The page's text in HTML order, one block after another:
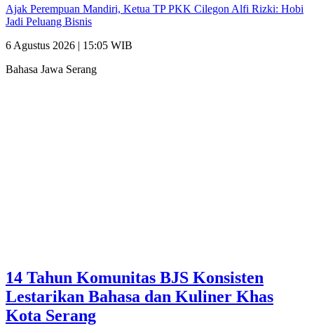
Ajak Perempuan Mandiri, Ketua TP PKK Cilegon Alfi Rizki: Hobi
Jadi Peluang Bisnis
6 Agustus 2026 | 15:05 WIB
Bahasa Jawa Serang
14 Tahun Komunitas BJS Konsisten
Lestarikan Bahasa dan Kuliner Khas
Kota Serang